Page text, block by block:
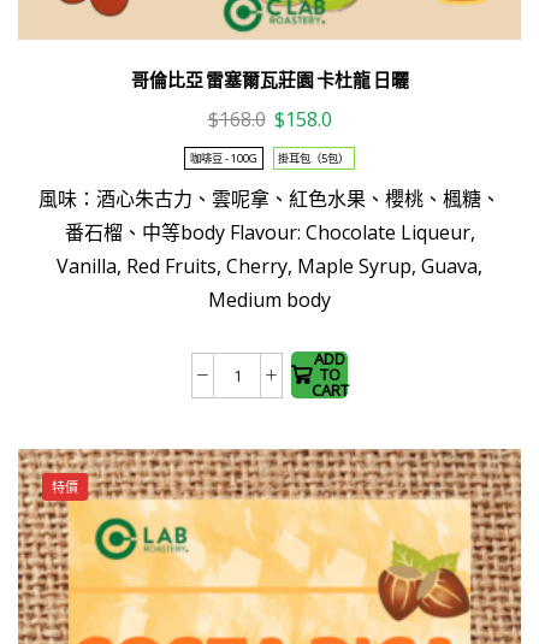
哥倫比亞 雷塞爾瓦莊園 卡杜龍 日曬
$168.0 Original
price
was:
$168.0.
$158.0Current
price
is:
$158.0.
咖啡豆 - 100G 掛耳包（5包）
風味：酒心朱古力、雲呢拿、紅色水果、櫻桃、楓糖、
番石榴、中等body Flavour: Chocolate Liqueur,
Vanilla, Red Fruits, Cherry, Maple Syrup, Guava,
Medium body
哥
比
亞
雷
塞
爾
瓦
莊
ADD
TO
CART
This
product
has
multiple
The
options
chosen
on the
product
page
特價